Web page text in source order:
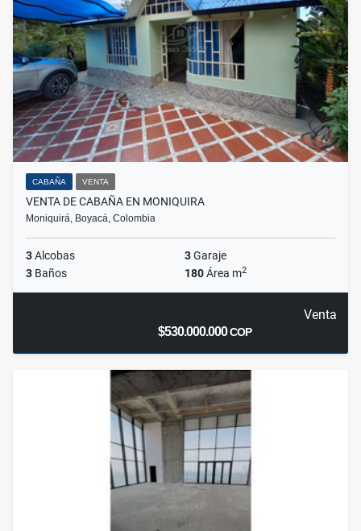
CABAÑA VENTA
VENTA DE CABAÑA EN MONIQUIRA
Moniquirá, Boyacá, Colombia
3Alcobas 3Garaje
3 Baños 180Área m2
Venta
$530.000.000COP